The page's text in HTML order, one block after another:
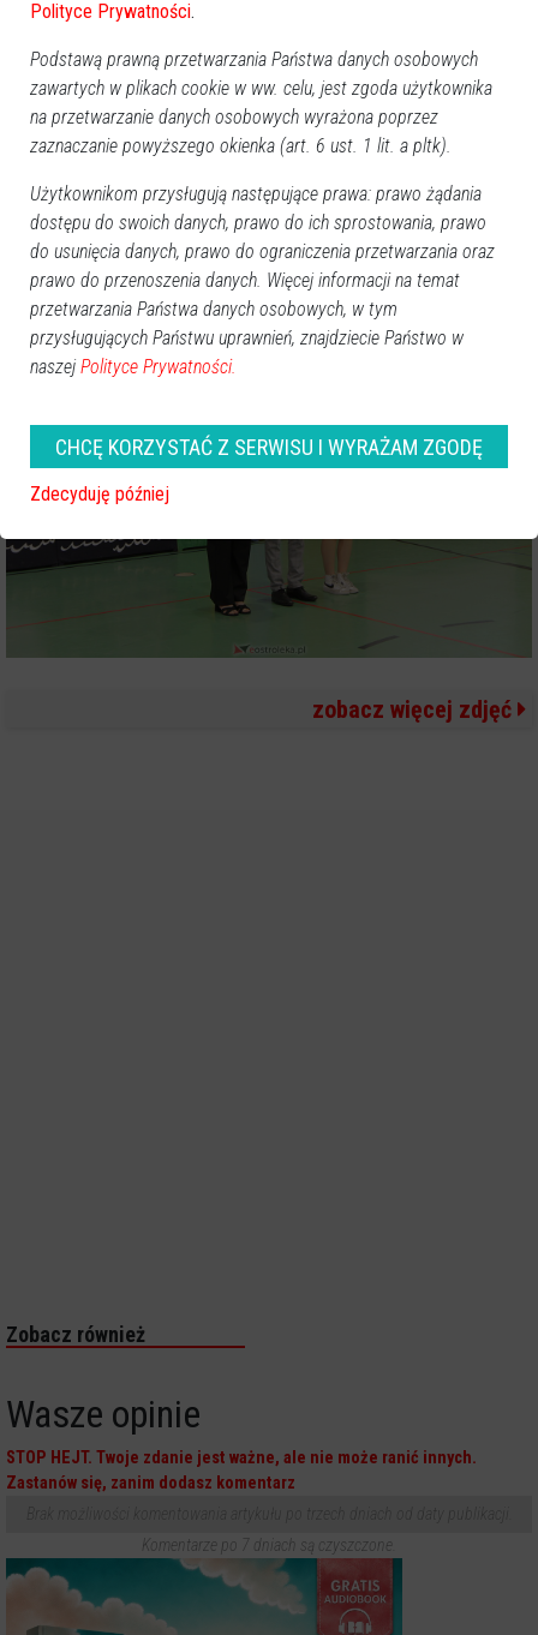
zobacz więcej zdjęć
Zobacz również
Wasze opinie
STOP HEJT. Twoje zdanie jest ważne, ale nie może ranić innych.
Zastanów się, zanim dodasz komentarz
Komentarze po 7 dniach są czyszczone.
Polityce Prywatności.
Podstawą prawną przetwarzania Państwa danych osobowych
zawartych w plikach cookie w ww. celu, jest zgoda użytkownika
na przetwarzanie danych osobowych wyrażona poprzez
zaznaczanie powyższego okienka (art. 6 ust. 1 lit. a pltk).
Użytkownikom przysługują następujące prawa: prawo żądania
dostępu do swoich danych, prawo do ich sprostowania, prawo
do usunięcia danych, prawo do ograniczenia przetwarzania oraz
prawo do przenoszenia danych. Więcej informacji na temat
przetwarzania Państwa danych osobowych, w tym
przysługujących Państwu uprawnień, znajdziecie Państwo w
naszej Polityce Prywatności.
CHCĘ KORZYSTAĆ Z SERWISU I WYRAŻAM ZGODĘ
Zdecyduję później